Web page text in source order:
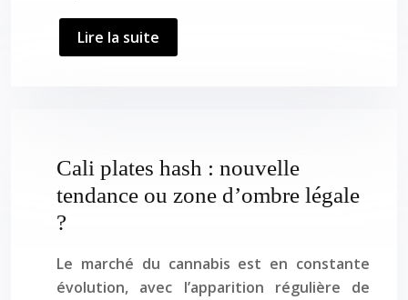
Lire la suite
Cali plates hash : nouvelle
tendance ou zone d’ombre légale
?
Le marché du cannabis est en constante
évolution, avec l’apparition régulière de